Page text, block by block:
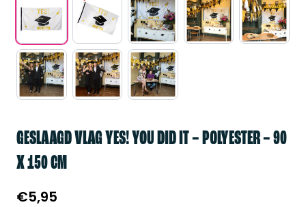
GESLAAGD VLAG YES! YOU DID IT – POLYESTER – 90
X 150 CM
€5,95